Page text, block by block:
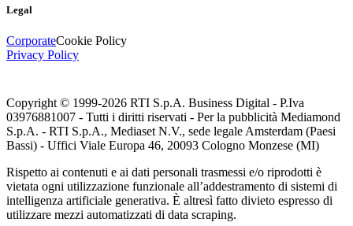
Legal
CorporateCookie Policy
Privacy Policy
Copyright © 1999-2026 RTI S.p.A. Business Digital - P.Iva
03976881007 - Tutti i diritti riservati - Per la pubblicità Mediamond
S.p.A. - RTI S.p.A., Mediaset N.V., sede legale Amsterdam (Paesi
Bassi) - Uffici Viale Europa 46, 20093 Cologno Monzese (MI)
Rispetto ai contenuti e ai dati personali trasmessi e/o riprodotti è
vietata ogni utilizzazione funzionale all’addestramento di sistemi di
intelligenza artificiale generativa. È altresì fatto divieto espresso di
utilizzare mezzi automatizzati di data scraping.